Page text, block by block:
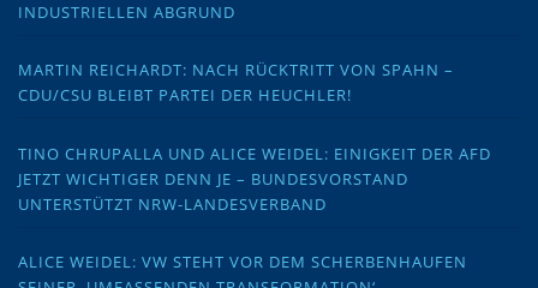
INDUSTRIELLEN ABGRUND
MARTIN REICHARDT: NACH RÜCKTRITT VON SPAHN –
CDU/CSU BLEIBT PARTEI DER HEUCHLER!
TINO CHRUPALLA UND ALICE WEIDEL: EINIGKEIT DER AFD
JETZT WICHTIGER DENN JE – BUNDESVORSTAND
UNTERSTÜTZT NRW-LANDESVERBAND
ALICE WEIDEL: VW STEHT VOR DEM SCHERBENHAUFEN